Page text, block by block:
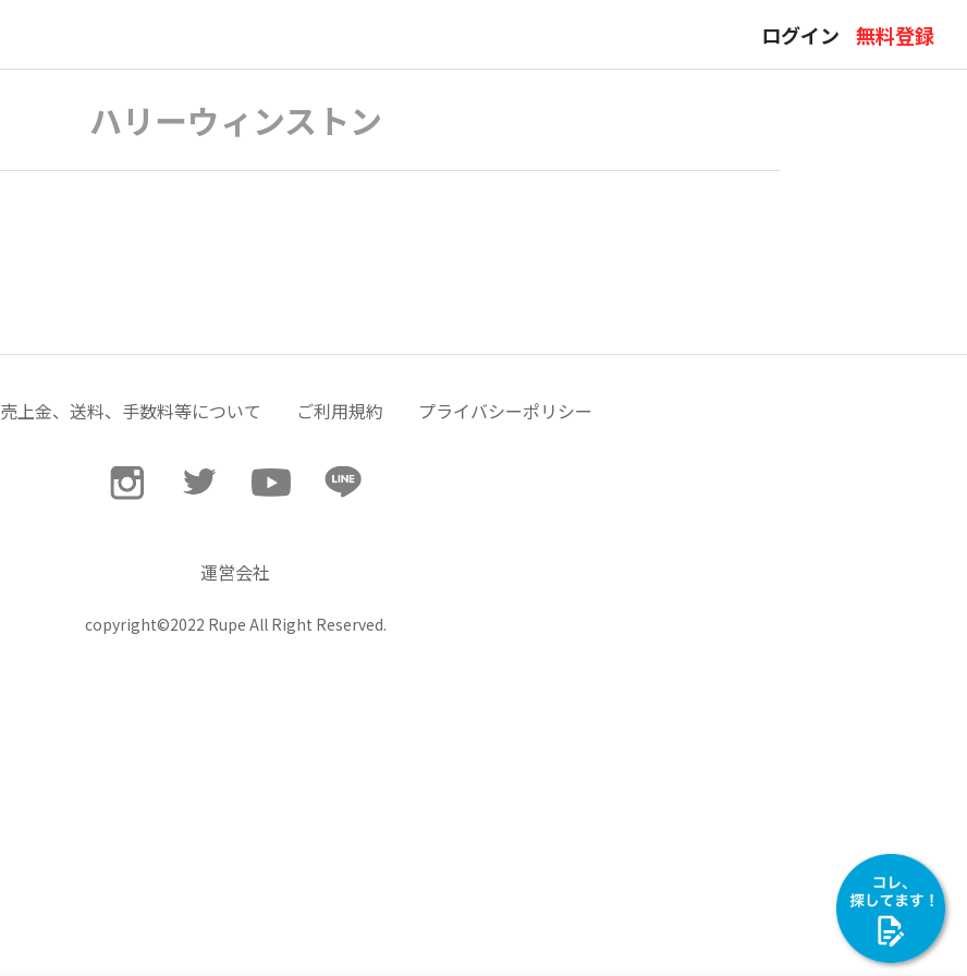
ログイン 無料登録
ハリーウィンストン
売上金、送料、手数料等について ご利用規約 プライバシーポリシー
運営会社
copyright©2022 Rupe All Right Reserved.